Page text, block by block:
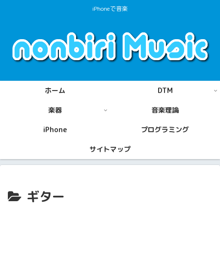
iPhoneで音楽
ホーム DTM
楽器 音楽理論
iPhone プログラミング
サイトマップ
ギター